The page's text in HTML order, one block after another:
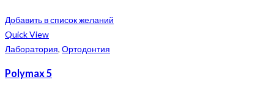
Добавить в список желаний
Quick View
Лаборатория, Ортодонтия
Polymax 5